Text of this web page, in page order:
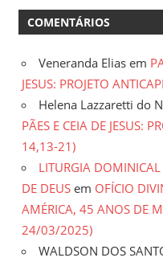
COMENTÁRIOS
Veneranda Elias em
JESUS: PROJETO
Helena Lazzaretti do
PÃES E CEIA DE JESUS:
14,13-21)
LITURGIA
DE DEUS em OFÍCIO
AMÉRICA, 45 ANOS DE
24/03/2025)
WALDSON DOS